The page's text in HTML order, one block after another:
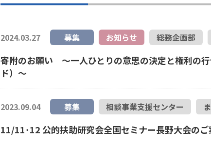
2024.03.27 募集 お知らせ 総務企画部
寄附のお願い ～一人ひとりの意思の決定と権利の
ド）～
2023.09.04 募集 相談事業支援センター
11/11･12 公的扶助研究会全国セミナー長野大会のご